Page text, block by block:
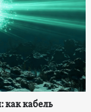
кабель